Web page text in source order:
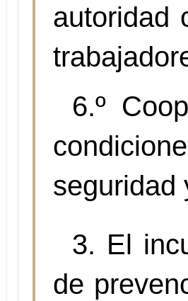
autoridad
6.º
seguridad
3. El
de